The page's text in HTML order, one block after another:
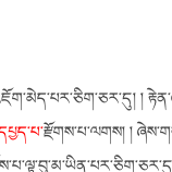
།
རྫོགས་པ་ལགས། །